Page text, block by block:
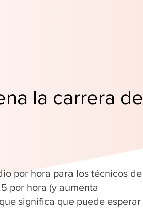
la carrera de
por hora para los técnicos de
por hora (y aumenta
significa que puede esperar